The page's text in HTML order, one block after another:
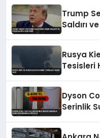
Trump
Saldırı
Rusya
Tesisleri
Dyson
Serinlik